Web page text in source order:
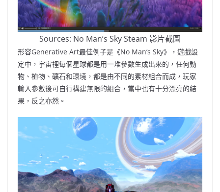
Sources: No Man’s Sky Steam 影片截圖
形容Generative Art最佳例子是《No Man’s Sky》，遊戲設
定中，宇宙裡每個星球都是用一堆參數生成出來的，任何動
物、植物、礦石和環境，都是由不同的素材組合而成，玩家
輸入參數後可自行構建無限的組合，當中也有十分漂亮的結
果，反之亦然。